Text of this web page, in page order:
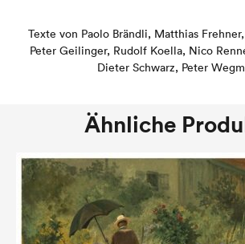
Texte von Paolo Brändli, Matthias
Peter Geilinger, Rudolf Koella, Nico
Dieter Schwarz, Peter
Ähnliche